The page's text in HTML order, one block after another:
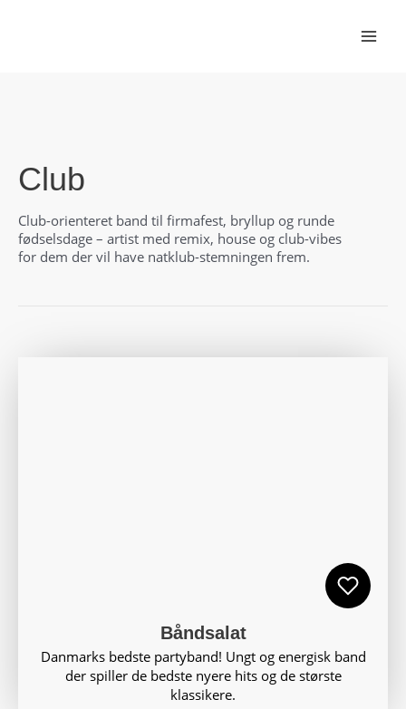
Club
Club-orienteret band til firmafest, bryllup og runde
fødselsdage – artist med remix, house og club-vibes
for dem der vil have natklub-stemningen frem.
Båndsalat
Danmarks bedste partyband! Ungt og energisk band
der spiller de bedste nyere hits og de største
klassikere.